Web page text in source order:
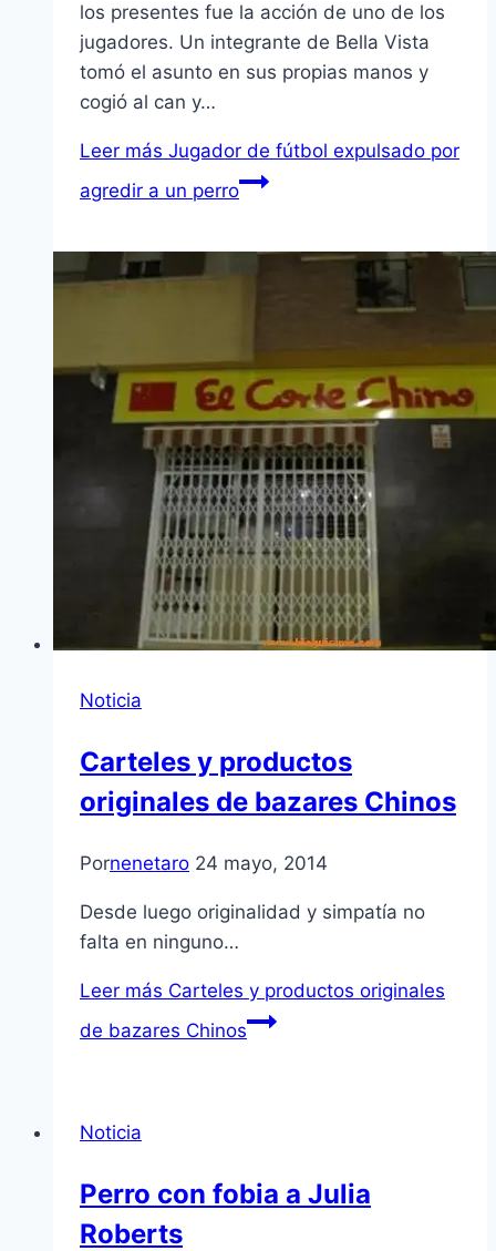
los presentes fue la acción de uno de los
jugadores. Un integrante de Bella Vista
tomó el asunto en sus propias manos y
cogió al can y…
Leer más Jugador de fútbol expulsado por
agredir a un perro
Noticia
Carteles y productos
originales de bazares Chinos
Pornenetaro 24 mayo, 2014
Desde luego originalidad y simpatía no
falta en ninguno…
Leer más Carteles y productos originales
de bazares Chinos
Noticia
Perro con fobia a Julia
Roberts